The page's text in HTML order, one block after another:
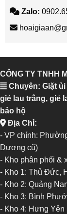
Zalo:
CÔNG TY TNHH
Chuyên: Giặt
giẻ lau trắng, giẻ
bảo hộ
Địa Chỉ:
- VP chính:
Dương cũ)
- Kho phân phối &
- Kho 1: Thủ Đức,
- Kho 2: Quảng
- Kho 3: Bình
- Kho 4: Hưng Yên